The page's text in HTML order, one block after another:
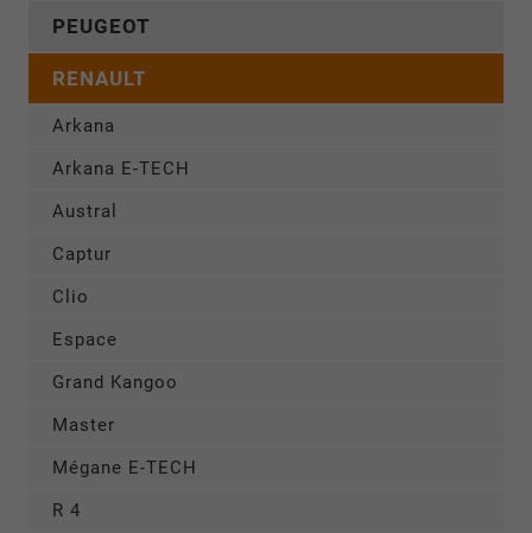
PEUGEOT
RENAULT
Arkana
Arkana E-TECH
Austral
Captur
Clio
Espace
Grand Kangoo
Master
Mégane E-TECH
R 4